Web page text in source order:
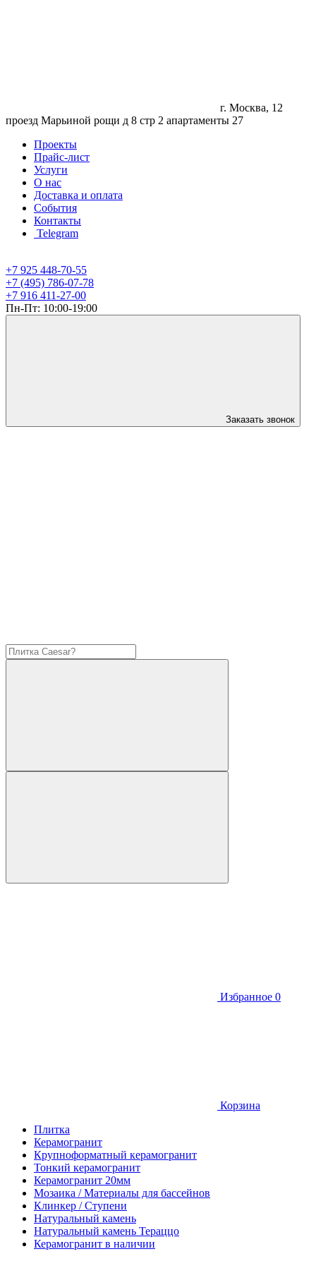
г. Москва, 12
проезд Марьиной рощи д 8 стр 2 апартаменты 27
Проекты
Прайс-лист
Услуги
О нас
Доставка и оплата
События
Контакты
Telegram
+7 925 448-70-55
+7 (495) 786-07-78
+7 916 411-27-00
Пн-Пт: 10:00-19:00
Заказать звонок
Избранное 0
Корзина
Плитка
Керамогранит
Крупноформатный керамогранит
Тонкий керамогранит
Керамогранит 20мм
Мозаика / Материалы для бассейнов
Клинкер / Ступени
Натуральный камень
Натуральный камень Тераццо
Керамогранит в наличии